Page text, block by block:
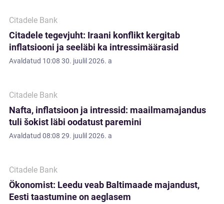
Citadele Bank
Citadele tegevjuht: Iraani konflikt kergitab
inflatsiooni ja seeläbi ka intressimäärasid
Avaldatud 10:08 30. juulil 2026. a
Citadele Bank
Nafta, inflatsioon ja intressid: maailmamajandus
tuli šokist läbi oodatust paremini
Avaldatud 08:08 29. juulil 2026. a
Citadele Bank
Ökonomist: Leedu veab Baltimaade majandust,
Eesti taastumine on aeglasem